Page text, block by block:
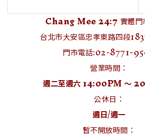
Chang Mee 24:7實體
台北市大安區忠孝東路四段
門市電話:02-8771-
營業時間：
週二至週六 14:00PM ～
公休日：
週日/週一
暫不開放時間：